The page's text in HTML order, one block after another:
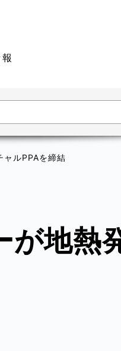
ャルPPAを締結
地熱